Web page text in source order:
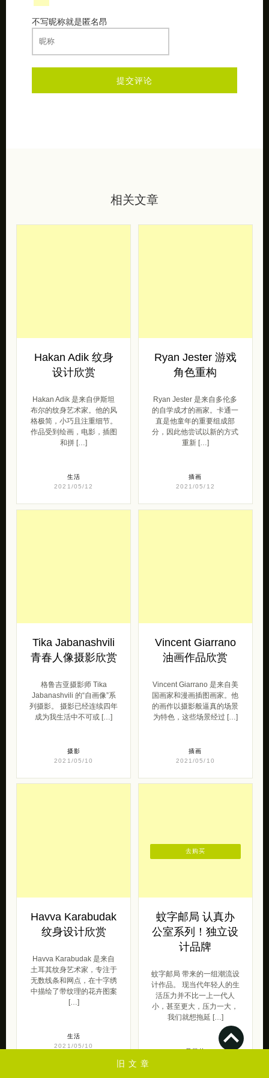
旧文章
不写昵称就是匿名昂
相关文章
Hakan Adik 纹身
设计欣赏
Hakan Adik 是来自伊斯坦
布尔的纹身艺术家。他的风
格极简，小巧且注重细节。
作品受到绘画，电影，插图
和拼 […]
生活
2021/05/12
Ryan Jester 游戏
角色重构
Ryan Jester 是来自多伦多
的自学成才的画家。卡通一
直是他童年的重要组成部
分，因此他尝试以新的方式
重新 […]
插画
2021/05/12
Tika Jabanashvili
青春人像摄影欣赏
格鲁吉亚摄影师 Tika
Jabanashvili 的“自画像”系
列摄影。 摄影已经连续四年
成为我生活中不可或 […]
摄影
2021/05/10
Vincent Giarrano
油画作品欣赏
Vincent Giarrano 是来自美
国画家和漫画插图画家。他
的画作以摄影般逼真的场景
为特色，这些场景经过 […]
插画
2021/05/10
Havva Karabudak
纹身设计欣赏
Havva Karabudak 是来自
土耳其纹身艺术家，专注于
无数线条和网点，在十字绣
中描绘了带纹理的花卉图案
[…]
生活
2021/05/10
蚊字邮局 认真办
公室系列！独立设
计品牌
蚊字邮局 带来的一组潮流设
计作品。 现当代年轻人的生
活压力并不比一上一代人
小，甚至更大，压力一大，
我们就想拖延 […]
呆萌范
去购买